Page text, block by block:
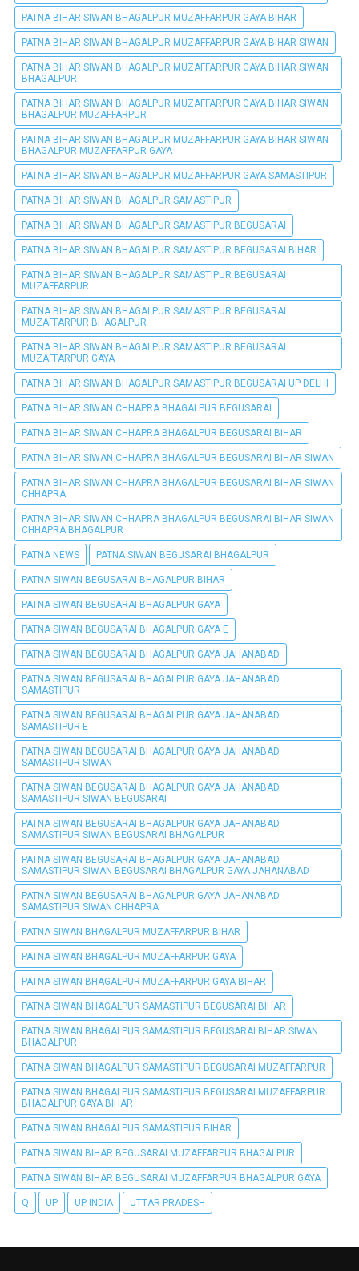
PATNA BIHAR SIWAN BHAGALPUR MUZAFFARPUR GAYA BIHAR
PATNA BIHAR SIWAN BHAGALPUR MUZAFFARPUR GAYA BIHAR SIWAN
PATNA BIHAR SIWAN BHAGALPUR MUZAFFARPUR GAYA BIHAR SIWAN
BHAGALPUR
PATNA BIHAR SIWAN BHAGALPUR MUZAFFARPUR GAYA BIHAR SIWAN
BHAGALPUR MUZAFFARPUR
PATNA BIHAR SIWAN BHAGALPUR MUZAFFARPUR GAYA BIHAR SIWAN
BHAGALPUR MUZAFFARPUR GAYA
PATNA BIHAR SIWAN BHAGALPUR MUZAFFARPUR GAYA SAMASTIPUR
PATNA BIHAR SIWAN BHAGALPUR SAMASTIPUR
PATNA BIHAR SIWAN BHAGALPUR SAMASTIPUR BEGUSARAI
PATNA BIHAR SIWAN BHAGALPUR SAMASTIPUR BEGUSARAI BIHAR
PATNA BIHAR SIWAN BHAGALPUR SAMASTIPUR BEGUSARAI
MUZAFFARPUR
PATNA BIHAR SIWAN BHAGALPUR SAMASTIPUR BEGUSARAI
MUZAFFARPUR BHAGALPUR
PATNA BIHAR SIWAN BHAGALPUR SAMASTIPUR BEGUSARAI
MUZAFFARPUR GAYA
PATNA BIHAR SIWAN BHAGALPUR SAMASTIPUR BEGUSARAI UP DELHI
PATNA BIHAR SIWAN CHHAPRA BHAGALPUR BEGUSARAI
PATNA BIHAR SIWAN CHHAPRA BHAGALPUR BEGUSARAI BIHAR
PATNA BIHAR SIWAN CHHAPRA BHAGALPUR BEGUSARAI BIHAR SIWAN
PATNA BIHAR SIWAN CHHAPRA BHAGALPUR BEGUSARAI BIHAR SIWAN
CHHAPRA
PATNA BIHAR SIWAN CHHAPRA BHAGALPUR BEGUSARAI BIHAR SIWAN
CHHAPRA BHAGALPUR
PATNA NEWS PATNA SIWAN BEGUSARAI BHAGALPUR
PATNA SIWAN BEGUSARAI BHAGALPUR BIHAR
PATNA SIWAN BEGUSARAI BHAGALPUR GAYA
PATNA SIWAN BEGUSARAI BHAGALPUR GAYA E
PATNA SIWAN BEGUSARAI BHAGALPUR GAYA JAHANABAD
PATNA SIWAN BEGUSARAI BHAGALPUR GAYA JAHANABAD
SAMASTIPUR
PATNA SIWAN BEGUSARAI BHAGALPUR GAYA JAHANABAD
SAMASTIPUR E
PATNA SIWAN BEGUSARAI BHAGALPUR GAYA JAHANABAD
SAMASTIPUR SIWAN
PATNA SIWAN BEGUSARAI BHAGALPUR GAYA JAHANABAD
SAMASTIPUR SIWAN BEGUSARAI
PATNA SIWAN BEGUSARAI BHAGALPUR GAYA JAHANABAD
SAMASTIPUR SIWAN BEGUSARAI BHAGALPUR
PATNA SIWAN BEGUSARAI BHAGALPUR GAYA JAHANABAD
SAMASTIPUR SIWAN BEGUSARAI BHAGALPUR GAYA JAHANABAD
PATNA SIWAN BEGUSARAI BHAGALPUR GAYA JAHANABAD
SAMASTIPUR SIWAN CHHAPRA
PATNA SIWAN BHAGALPUR MUZAFFARPUR BIHAR
PATNA SIWAN BHAGALPUR MUZAFFARPUR GAYA
PATNA SIWAN BHAGALPUR MUZAFFARPUR GAYA BIHAR
PATNA SIWAN BHAGALPUR SAMASTIPUR BEGUSARAI BIHAR
PATNA SIWAN BHAGALPUR SAMASTIPUR BEGUSARAI BIHAR SIWAN
BHAGALPUR
PATNA SIWAN BHAGALPUR SAMASTIPUR BEGUSARAI MUZAFFARPUR
PATNA SIWAN BHAGALPUR SAMASTIPUR BEGUSARAI MUZAFFARPUR
BHAGALPUR GAYA BIHAR
PATNA SIWAN BHAGALPUR SAMASTIPUR BIHAR
PATNA SIWAN BIHAR BEGUSARAI MUZAFFARPUR BHAGALPUR
PATNA SIWAN BIHAR BEGUSARAI MUZAFFARPUR BHAGALPUR GAYA
Q UP UP INDIA UTTAR PRADESH